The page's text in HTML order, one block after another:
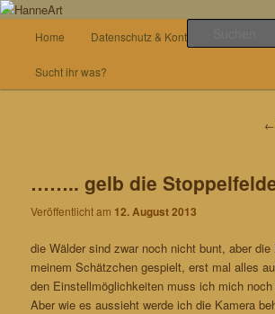
Zum
wechseln
HanneArt
von allem etwas
Home Datenschutz & Kontakt
Sucht ihr was?
←
…….. gelb die
Veröffentlicht am 12. August 2013
die Wälder sind zwar noch nicht bunt, aber
meinem Schätzchen gespielt, erst mal alles
den Einstellmöglichkeiten muss ich mich
Aber wie es aussieht werde ich die Kamera